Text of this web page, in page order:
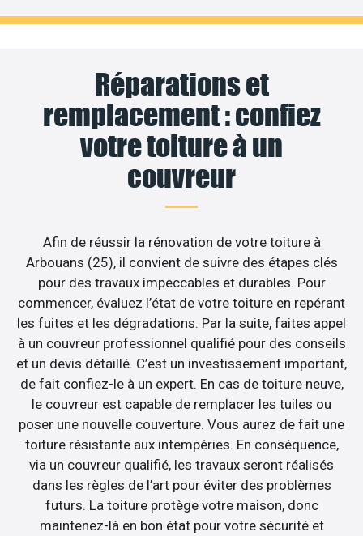
Réparations et
remplacement : confiez
votre toiture à un
couvreur
Afin de réussir la rénovation de votre toiture à
Arbouans (25), il convient de suivre des étapes clés
pour des travaux impeccables et durables. Pour
commencer, évaluez l’état de votre toiture en repérant
les fuites et les dégradations. Par la suite, faites appel
à un couvreur professionnel qualifié pour des conseils
et un devis détaillé. C’est un investissement important,
de fait confiez-le à un expert. En cas de toiture neuve,
le couvreur est capable de remplacer les tuiles ou
poser une nouvelle couverture. Vous aurez de fait une
toiture résistante aux intempéries. En conséquence,
via un couvreur qualifié, les travaux seront réalisés
dans les règles de l’art pour éviter des problèmes
futurs. La toiture protège votre maison, donc
maintenez-là en bon état pour votre sécurité et